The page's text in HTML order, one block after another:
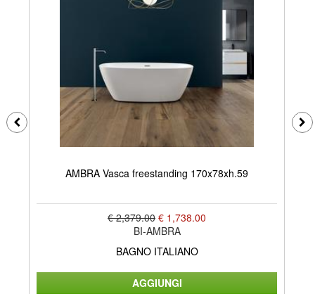
AMBRA Vasca freestanding 170x78xh.59
€ 2,379.00 € 1,738.00
BI-AMBRA
BAGNO ITALIANO